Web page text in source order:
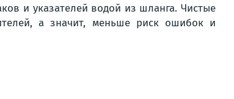
и указателей водой из шланга. Чистые
а значит, меньше риск ошибок и